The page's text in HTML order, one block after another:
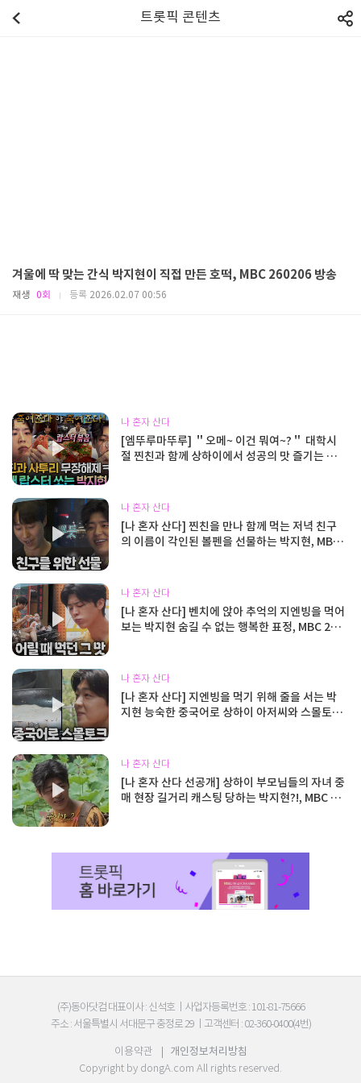
트롯픽 콘텐츠
겨울에 딱 맞는 간식 박지현이 직접 만든 호떡, MBC 260206 방송
재생 0회 | 등록 2026.02.07 00:56
나 혼자 산다
[엠뚜루마뚜루] ＂오메~ 이건 뭐여~?＂ 대학시
절 찐친과 함께 상하이에서 성공의 맛 즐기는 박
나 혼자 산다
[나 혼자 산다] 찐친을 만나 함께 먹는 저녁 친구
의 이름이 각인된 볼펜을 선물하는 박지현, MBC
나 혼자 산다
[나 혼자 산다] 벤치에 앉아 추억의 지엔빙을 먹어
보는 박지현 숨길 수 없는 행복한 표정, MBC 260
나 혼자 산다
[나 혼자 산다] 지엔빙을 먹기 위해 줄을 서는 박
지현 능숙한 중국어로 상하이 아저씨와 스몰토
나 혼자 산다
[나 혼자 산다 선공개] 상하이 부모님들의 자녀 중
매 현장 길거리 캐스팅 당하는 박지현?!, MBC 26
(주)동아닷컴 대표이사 : 신석호
사업자등록번호 : 101-81-75666
주소 : 서울특별시 서대문구 충정로 29
고객센터 : 02-360-0400(4번)
이용약관
| 개인정보처리방침
Copyright by dongA.com All rights reserved.